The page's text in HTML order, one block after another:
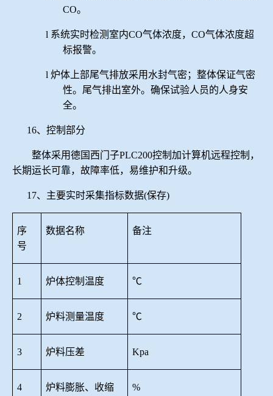
CO。
l 系统实时检测室内CO气体浓度，CO气体浓度超
标报警。
l 炉体上部尾气排放采用水封气密；整体保证气密
性。尾气排出室外。确保试验人员的人身安
全。
16、控制部分
整体采用德国西门子PLC200控制加计算机远程控制，
长期运长可靠，故障率低，易维护和升级。
17、主要实时采集指标数据(保存)
序
号
数据名称 备注
1 炉体控制温度 ℃
2 炉料测量温度 ℃
3 炉料压差 Kpa
4
炉料膨胀、收缩
%